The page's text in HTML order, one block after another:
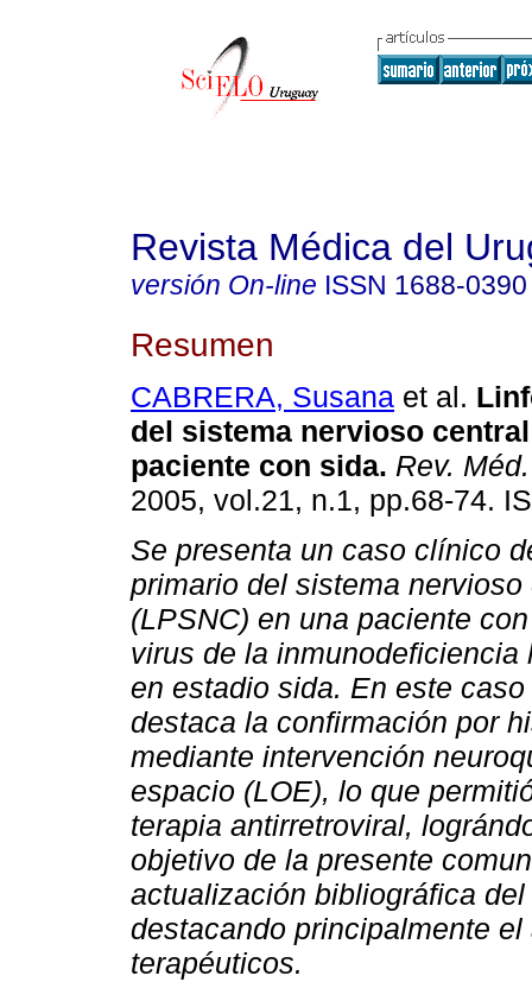
Revista Médica del
versión On-line ISSN 1688-0390
Resumen
CABRERA, Susana et al.
del sistema nervioso
paciente con sida. Rev.
2005, vol.21, n.1, pp.68-74.
Se presenta un caso clínico
primario del sistema nervioso
(LPSNC) en una paciente
virus de la inmunodeficiencia
en estadio sida. En este
destaca la confirmación por
mediante intervención
espacio (LOE), lo que
terapia antirretroviral,
objetivo de la presente
actualización bibliográfica
destacando principalmente
terapéuticos.